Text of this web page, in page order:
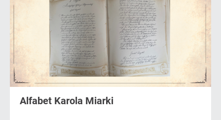
Alfabet Karola Miarki